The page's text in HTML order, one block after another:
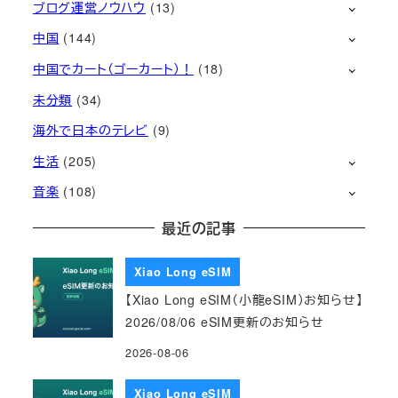
ブログ運営ノウハウ (13)
中国 (144)
中国でカート（ゴーカート）！
(18)
未分類 (34)
海外で日本のテレビ (9)
生活 (205)
音楽 (108)
最近の記事
Xiao Long eSIM
【Xiao Long eSIM（小龍eSIM）お知らせ】
2026/08/06 eSIM更新のお知らせ
2026-08-06
Xiao Long eSIM